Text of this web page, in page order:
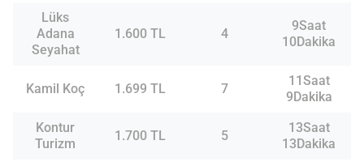
Lüks
Adana
Seyahat
1.600 TL 4
9Saat
10Dakika
Kamil Koç 1.699 TL 7
11Saat
9Dakika
Kontur
Turizm
1.700 TL 5
13Saat
13Dakika